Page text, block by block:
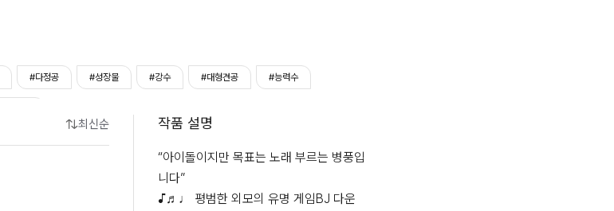
#다정공 #성장물 #강수 #대형견공 #능력수
최신순 작품 설명
“아이돌이지만 목표는 노래 부르는 병풍입
니다”
♪♬♩ 평범한 외모의 유명 게임BJ 다운